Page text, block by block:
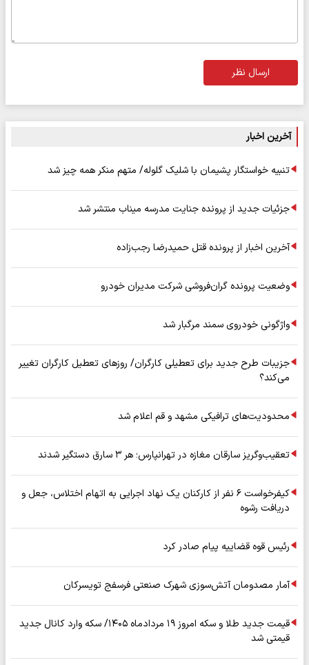
ارسال نظر
آخرین اخبار
تنبیه خواستگار پشیمان با شلیک گلوله/ متهم منکر همه چیز شد
جزئیات جدید از پرونده جنایت مدرسه میناب منتشر شد
آخرین اخبار از پرونده قتل حمیدرضا رجب‌زاده
وضعیت پرونده گران‌فروشی شرکت مدیران خودرو
واژگونی خودروی سمند مرگبار شد
جزیبات طرح جدید برای تعطیلی کارگران/ روزهای تعطیل کارگران تغییر
می‌کند؟
محدودیت‌های ترافیکی مشهد و قم اعلام شد
تعقیب‌وگریز سارقان مغازه در تهرانپارس؛ هر ۳ سارق دستگیر شدند
کیفرخواست ۶ نفر از کارکنان یک نهاد اجرایی به اتهام اختلاس، جعل و
دریافت رشوه
رئیس قوه قضاییه پیام صادر کرد
آمار مصدومان آتش‌سوزی شهرک صنعتی فرسفج تویسرکان
قیمت جدید طلا و سکه امروز ۱۹ مردادماه ۱۴۰۵/ سکه وارد کانال جدید
قیمتی شد